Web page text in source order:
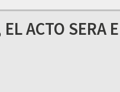
ACTO SERA